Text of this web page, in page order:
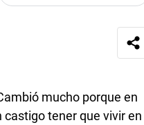
mucho porque en
castigo tener que vivir en